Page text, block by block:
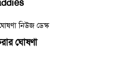
ঘোষণা